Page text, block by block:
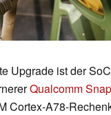
Upgrade ist der
Qualcomm
Cortex-A78-